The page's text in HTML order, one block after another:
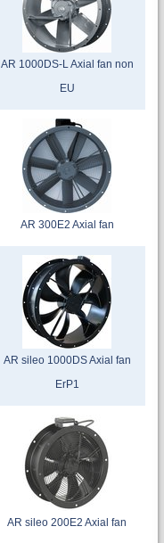
AR 1000DS-L Axial fan non
EU
AR 300E2 Axial fan
AR sileo 1000DS Axial fan
ErP1
AR sileo 200E2 Axial fan